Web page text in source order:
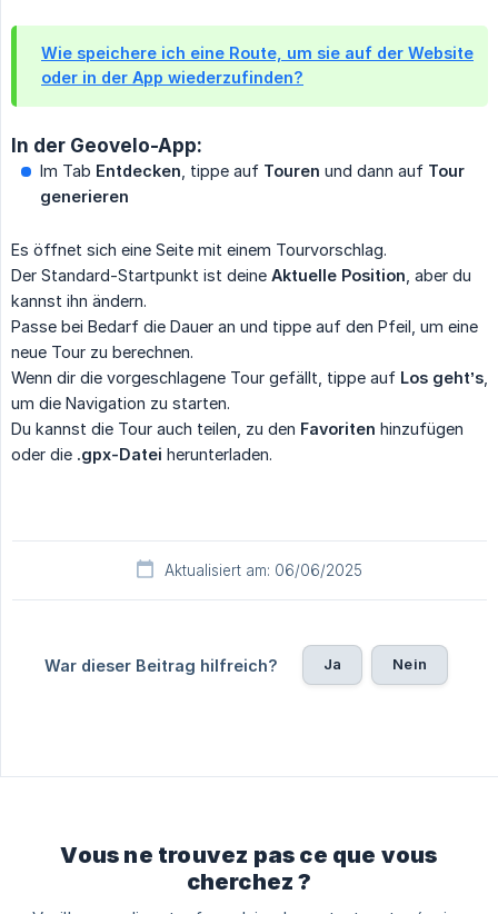
Wie speichere ich eine Route, um sie auf der Website
oder in der App wiederzufinden?
In der Geovelo-App:
Im Tab Entdecken , tippe auf Touren und dann auf Tour
generieren
Es öffnet sich eine Seite mit einem Tourvorschlag.
Der Standard-Startpunkt ist deine Aktuelle Position , aber du
kannst ihn ändern.
Passe bei Bedarf die Dauer an und tippe auf den Pfeil, um eine
neue Tour zu berechnen.
Wenn dir die vorgeschlagene Tour gefällt, tippe auf Los geht’s
um die Navigation zu starten.
Du kannst die Tour auch teilen, zu den Favoriten hinzufügen
oder die .gpx-Datei herunterladen.
Aktualisiert am: 06/06/2025
War dieser Beitrag hilfreich? Ja Nein
Vous ne trouvez pas ce que vous
cherchez ?